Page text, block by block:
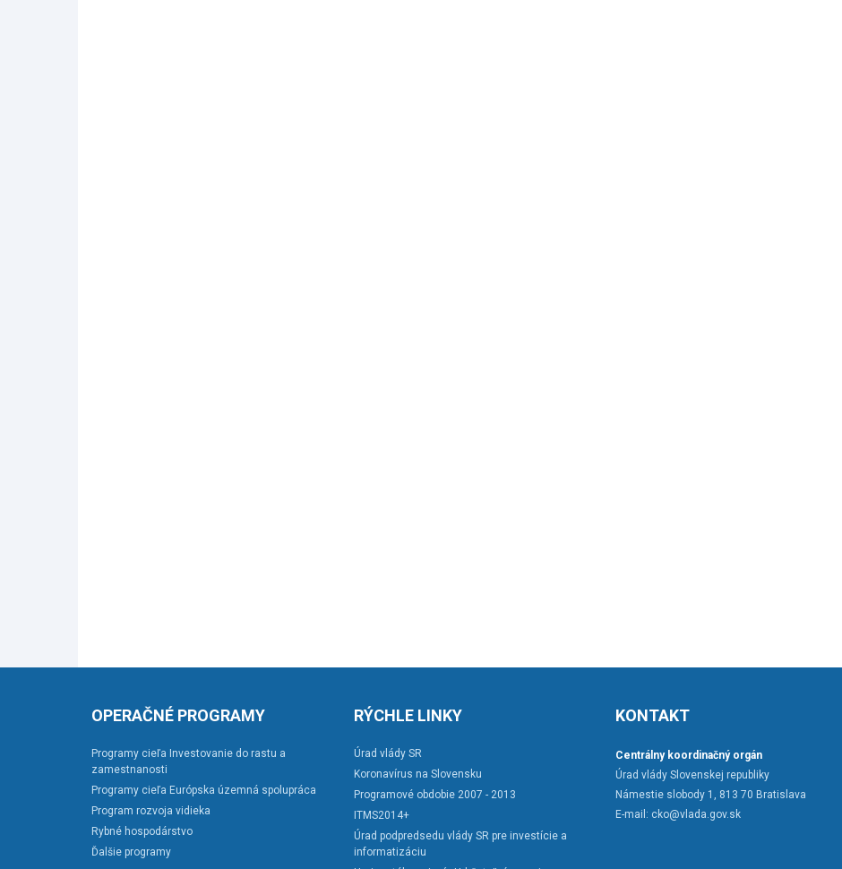
OPERAČNÉ PROGRAMY
Programy cieľa Investovanie do rastu a
zamestnanosti
Programy cieľa Európska územná spolupráca
Program rozvoja vidieka
Rybné hospodárstvo
Ďalšie programy
RÝCHLE LINKY
Úrad vlády SR
Koronavírus na Slovensku
Programové obdobie 2007 - 2013
ITMS2014+
Úrad podpredsedu vlády SR pre investície a
informatizáciu
KONTAKT
Centrálny koordinačný orgán
Úrad vlády Slovenskej republiky
Námestie slobody 1, 813 70 Bratislava
E-mail: cko@vlada.gov.sk